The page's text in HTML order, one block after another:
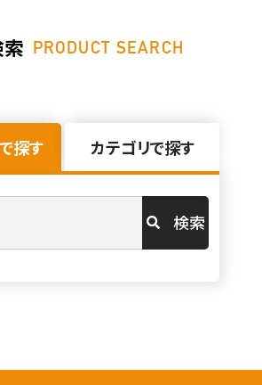
PRODUCT SEARCH
探す カテゴリで探す
検索